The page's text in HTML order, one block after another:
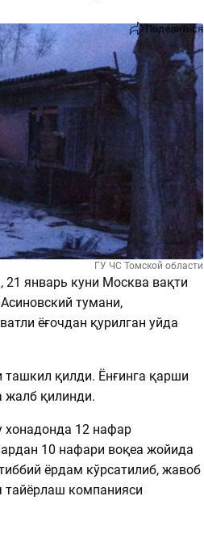
Поделиться
ГУ ЧС Томской области
21 январь куни Москва вақти
тумани,
ёғочдан қурилган уйда
қилди. Ёнғинга қарши
жалб қилинди.
хонадонда 12 нафар
10 нафари воқеа жойида
ёрдам кўрсатилиб, жавоб
тайёрлаш компанияси